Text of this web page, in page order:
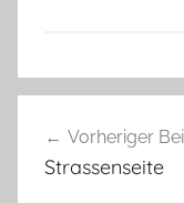
Vorheriger
Strassenseite